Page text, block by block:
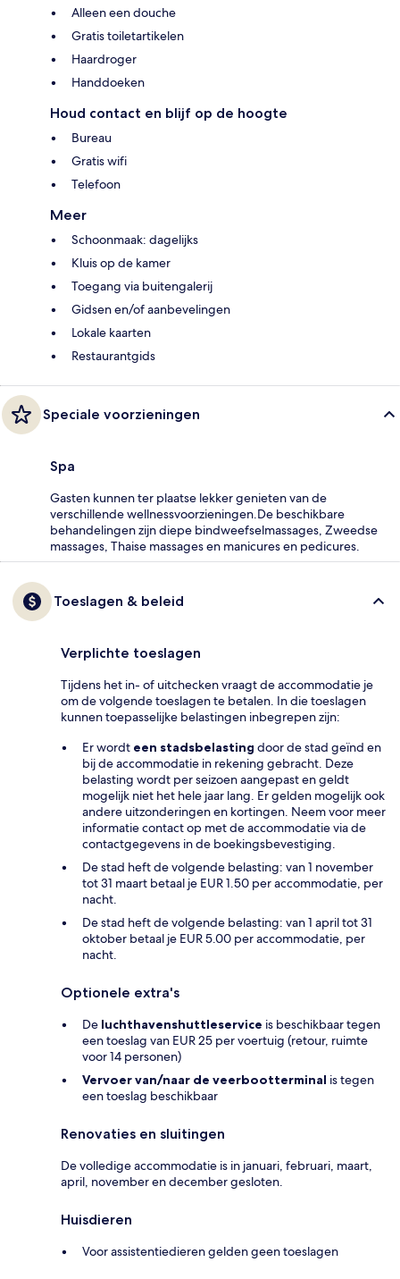
Alleen een douche
Gratis toiletartikelen
Haardroger
Handdoeken
Houd contact en blijf op de hoogte
Bureau
Gratis wifi
Telefoon
Meer
Schoonmaak: dagelijks
Kluis op de kamer
Toegang via buitengalerij
Gidsen en/of aanbevelingen
Lokale kaarten
Restaurantgids
Speciale voorzieningen
Spa
Gasten kunnen ter plaatse lekker genieten van de
verschillende wellnessvoorzieningen.De beschikbare
behandelingen zijn diepe bindweefselmassages, Zweedse
massages, Thaise massages en manicures en pedicures.
Toeslagen & beleid
Verplichte toeslagen
Tijdens het in- of uitchecken vraagt de accommodatie je
om de volgende toeslagen te betalen. In die toeslagen
kunnen toepasselijke belastingen inbegrepen zijn:
Er wordt een stadsbelasting door de stad geïnd en
bij de accommodatie in rekening gebracht. Deze
belasting wordt per seizoen aangepast en geldt
mogelijk niet het hele jaar lang. Er gelden mogelijk ook
andere uitzonderingen en kortingen. Neem voor meer
informatie contact op met de accommodatie via de
contactgegevens in de boekingsbevestiging.
De stad heft de volgende belasting: van 1 november
tot 31 maart betaal je EUR 1.50 per accommodatie, per
nacht.
De stad heft de volgende belasting: van 1 april tot 31
oktober betaal je EUR 5.00 per accommodatie, per
nacht.
Optionele extra's
De luchthavenshuttleservice is beschikbaar tegen
een toeslag van EUR 25 per voertuig (retour, ruimte
voor 14 personen)
Vervoer van/naar de veerbootterminal is tegen
een toeslag beschikbaar
Renovaties en sluitingen
De volledige accommodatie is in januari, februari, maart,
april, november en december gesloten.
Huisdieren
Voor assistentiedieren gelden geen toeslagen